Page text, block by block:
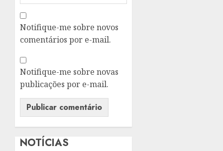
Notifique-me sobre novos
comentários por e-mail.
Notifique-me sobre novas
publicações por e-mail.
NOTÍCIAS